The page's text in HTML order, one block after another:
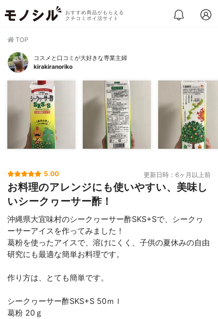
おすすめ商品がもらえる
クチコミポイ活サイト
TOP
コスメと口コミが大好きな専業主婦
kirakiranoriko
5.00 更新日時：6ヶ月以上前
お料理のアレンジにも使いやすい、美味し
いシークヮーサー酢！
沖縄県大宜味村のシークヮーサー酢SKS+Sで、シークヮ
ーサーアイスを作ってみました！
葛粉を使ったアイスで、溶けにくく、子供の夏休みの自由
研究にも最適な簡単お料理です。
作り方は、とても簡単です。
シークヮーサー酢SKS+S 50ｍｌ
葛粉 20ｇ